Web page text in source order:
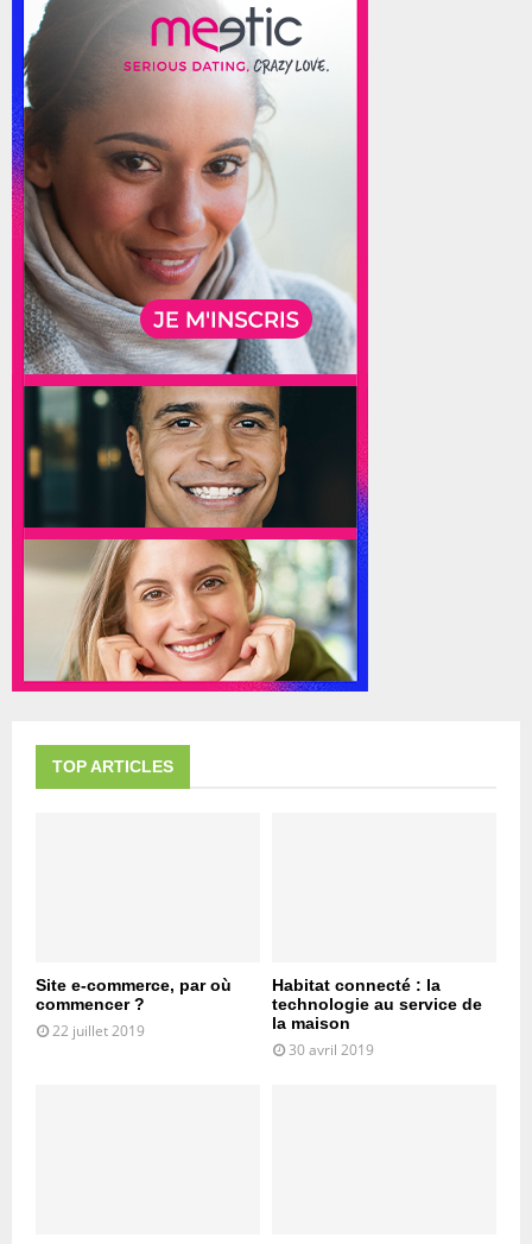
TOP ARTICLES
Site e-commerce, par où
commencer ?
22 juillet 2019
Habitat connecté : la
technologie au service de
la maison
30 avril 2019